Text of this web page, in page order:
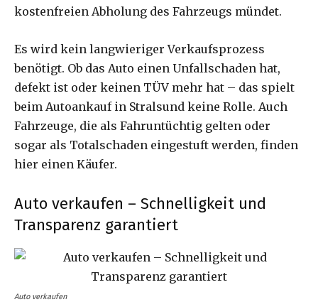
kostenfreien Abholung des Fahrzeugs mündet.
Es wird kein langwieriger Verkaufsprozess
benötigt. Ob das Auto einen Unfallschaden hat,
defekt ist oder keinen TÜV mehr hat – das spielt
beim Autoankauf in Stralsund keine Rolle. Auch
Fahrzeuge, die als Fahruntüchtig gelten oder
sogar als Totalschaden eingestuft werden, finden
hier einen Käufer.
Auto verkaufen – Schnelligkeit und
Transparenz garantiert
Auto verkaufen